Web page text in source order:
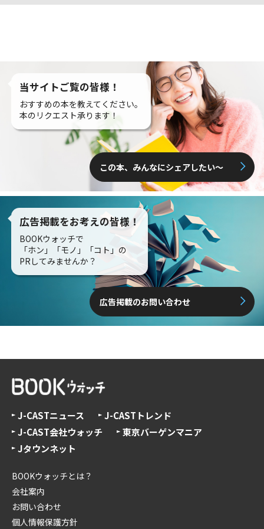
当サイトご覧の皆様！
おすすめの本を教えてください。
本のリクエスト承ります！
この本、みんなにシェアしたい〜
広告掲載をお考えの皆様！
BOOKウォッチで
「ホン」「モノ」「コト」の
PRしてみませんか？
広告掲載のお問い合わせ
J-CASTニュース
J-CASTトレンド
J-CAST会社ウォッチ
東京バーゲンマニア
Jタウンネット
BOOKウォッチとは？
会社案内
お問い合わせ
個人情報保護方針